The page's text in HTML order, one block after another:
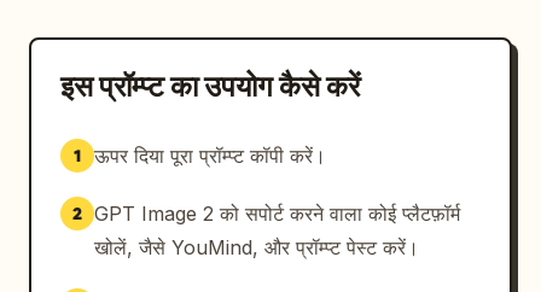
इस प्रॉम्प्ट का उपयोग कैसे करें
1 ऊपर दिया पूरा प्रॉम्प्ट कॉपी करें।
2 GPT Image 2 को सपोर्ट करने वाला कोई प्लैटफ़ॉर्म
खोलें, जैसे YouMind, और प्रॉम्प्ट पेस्ट करें।